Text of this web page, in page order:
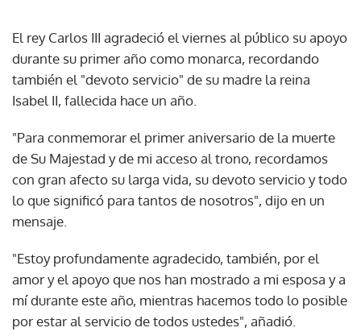
El rey Carlos III agradeció el viernes al público su apoyo
durante su primer año como monarca, recordando
también el "devoto servicio" de su madre la reina
Isabel II, fallecida hace un año.
"Para conmemorar el primer aniversario de la muerte
de Su Majestad y de mi acceso al trono, recordamos
con gran afecto su larga vida, su devoto servicio y todo
lo que significó para tantos de nosotros", dijo en un
mensaje.
"Estoy profundamente agradecido, también, por el
amor y el apoyo que nos han mostrado a mi esposa y a
mí durante este año, mientras hacemos todo lo posible
por estar al servicio de todos ustedes", añadió.